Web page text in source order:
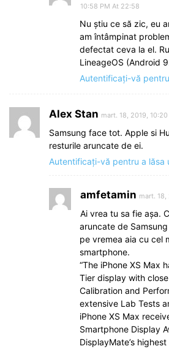
10:58 PM At 22:58
Nu știu ce să zic, eu
am întâmpinat
defectat ceva la el.
LineageOS (Android
Autentificați-vă
Alex Stan mart. 18, 2019,
Samsung face tot. Apple si
resturile aruncate de ei.
Autentificați-vă pentru a lăsa
amfetamin mart. 18,
Ai vrea tu sa fie așa.
aruncate de
pe vremea aia cu cel
smartphone.
“The iPhone XS Max
Tier display with
Calibration and
extensive Lab Tests
iPhone XS Max
Smartphone Display
DisplayMate’s